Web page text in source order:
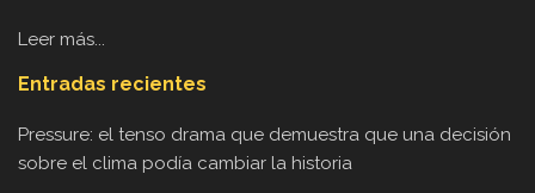
Leer más...
Entradas recientes
Pressure: el tenso drama que demuestra que una decisión
sobre el clima podía cambiar la historia